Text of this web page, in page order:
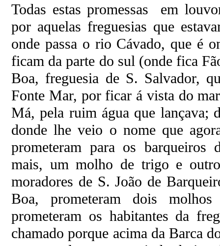
Todas estas promessas em
por aquelas freguesias que
onde passa o rio Cávado, que é
ficam da parte do sul (onde fica
Boa, freguesia de S. Salvador,
Fonte Mar, por ficar á vista do
Má, pela ruim água que lançava;
donde lhe veio o nome que
prometeram para os barqueiros
mais, um molho de trigo e
moradores de S. João de
Boa, prometeram dois
prometeram os habitantes da
chamado porque acima da Barca